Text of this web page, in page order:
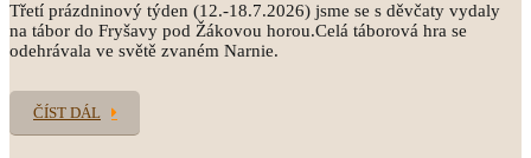
Třetí prázdninový týden (12.-18.7.2026) jsme se s děvčaty vydaly
na tábor do Fryšavy pod Žákovou horou.Celá táborová hra se
odehrávala ve světě zvaném Narnie.
ČÍST DÁL